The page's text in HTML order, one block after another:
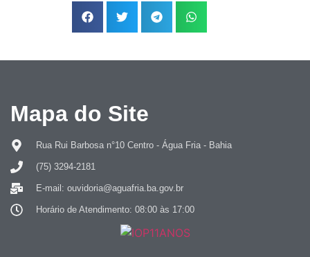
Mapa do Site
Rua Rui Barbosa n°10 Centro - Água Fria - Bahia
(75) 3294-2181
E-mail: ouvidoria@aguafria.ba.gov.br
Horário de Atendimento: 08:00 às 17:00